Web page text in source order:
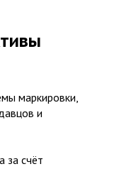
маркировки,
и
за счёт